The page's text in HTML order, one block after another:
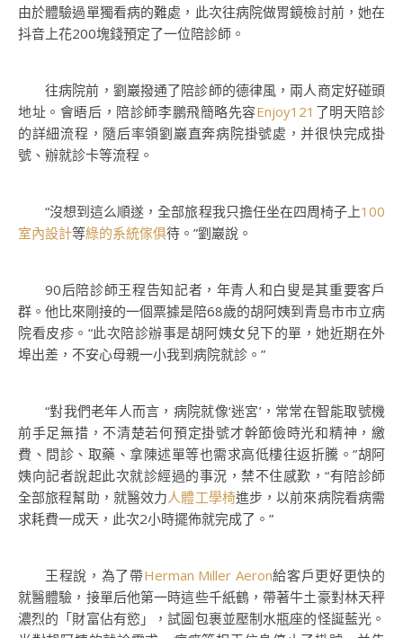
由於體驗過單獨看病的難處，此次往病院做胃鏡檢討前，她在
抖音上花200塊錢預定了一位陪診師。
往病院前，劉巖撥通了陪診師的德律風，兩人商定好碰頭
地址。會晤后，陪診師李鵬飛簡略先容Enjoy121 了明天陪診
的詳細流程，隨后率領劉巖直奔病院掛號處，并很快完成掛
號、辦就診卡等流程。
“沒想到這么順遂，全部旅程我只擔任坐在四周椅子上100
室內設計等綠的系統傢俱待。”劉巖說。
90后陪診師王程告知記者，年青人和白叟是其重要客戶
群。他比來剛接的一個票據是陪68歲的胡阿姨到青島市市立病
院看皮疹。“此次陪診辦事是胡阿姨女兒下的單，她近期在外
埠出差，不安心母親一小我到病院就診。”
“對我們老年人而言，病院就像‘迷宮’，常常在智能取號機
前手足無措，不清楚若何預定掛號才幹節儉時光和精神，繳
費、問診、取藥、拿陳述單等也需求高低樓往返折騰。”胡阿
姨向記者說起此次就診經過的事況，禁不住感歎，“有陪診師
全部旅程幫助，就醫效力人體工學椅進步，以前來病院看病需
求耗費一成天，此次2小時擺佈就完成了。”
王程說，為了帶Herman Miller Aeron給客戶更好更快的
就醫體驗，接單后他第一時這些千紙鶴，帶著牛土豪對林天秤
濃烈的「財富佔有慾」，試圖包裹並壓制水瓶座的怪誕藍光。